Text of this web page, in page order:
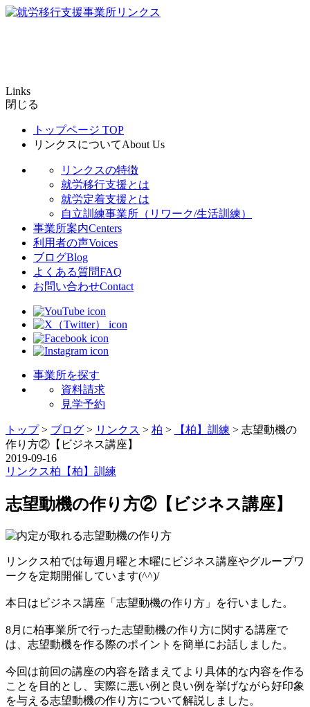
Links
閉じる
トップページ TOP
リンクスについてAbout Us
リンクスの特徴
就労移行支援とは
就労定着支援とは
自立訓練事業所（リワーク/生活訓練）
事業所案内Centers
利用者の声Voices
ブログBlog
よくある質問FAQ
お問い合わせContact
事業所を探す
資料請求
見学予約
トップ> ブログ > リンクス > 柏 > 【柏】訓練 > 志望動機の
作り方②【ビジネス講座】
2019-09-16
リンクス柏 【柏】訓練
志望動機の作り方②【ビジネス講座】
リンクス柏では毎週月曜と木曜にビジネス講座やグループワ
ークを定期開催しています(^^)/
本日はビジネス講座「志望動機の作り方」を行いました。
8月に柏事業所で行った志望動機の作り方に関する講座で
は、志望動機を作る際のポイントを簡単にお話しました。
今回は前回の講座の内容を踏まえてより具体的な内容を作る
ことを目的とし、実際に悪い例と良い例を挙げながら好印象
を与える志望動機の作り方について解説しました。